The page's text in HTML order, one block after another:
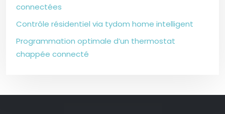
connectées
Contrôle résidentiel via tydom home intelligent
Programmation optimale d’un thermostat
chappée connecté